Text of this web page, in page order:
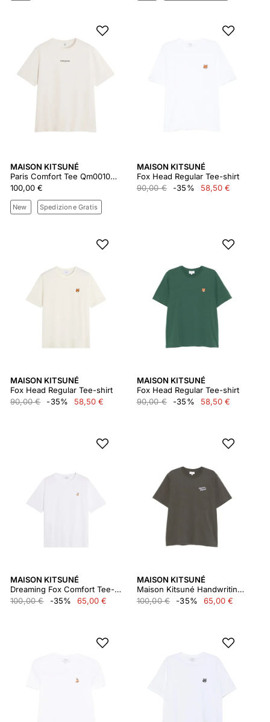
MAISON KITSUNÉ
Paris Comfort Tee Qm00100kj7025
100,00 €
New Spedizione Gratis
MAISON KITSUNÉ
Fox Head Regular Tee-shirt
90,00 €
-35% 58,50 €
MAISON KITSUNÉ
Fox Head Regular Tee-shirt
90,00 €
-35% 58,50 €
MAISON KITSUNÉ
Fox Head Regular Tee-shirt
90,00 €
-35% 58,50 €
MAISON KITSUNÉ
Dreaming Fox Comfort Tee-shirt
100,00 €
-35% 65,00 €
MAISON KITSUNÉ
Maison Kitsuné Handwriting Comfort Tee-shirt
100,00 €
-35% 65,00 €